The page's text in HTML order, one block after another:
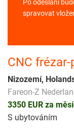
Po odeslání
spravovat
CNC
Nizozemí,
Fareon-Z
3350 EUR za
S ubytováním